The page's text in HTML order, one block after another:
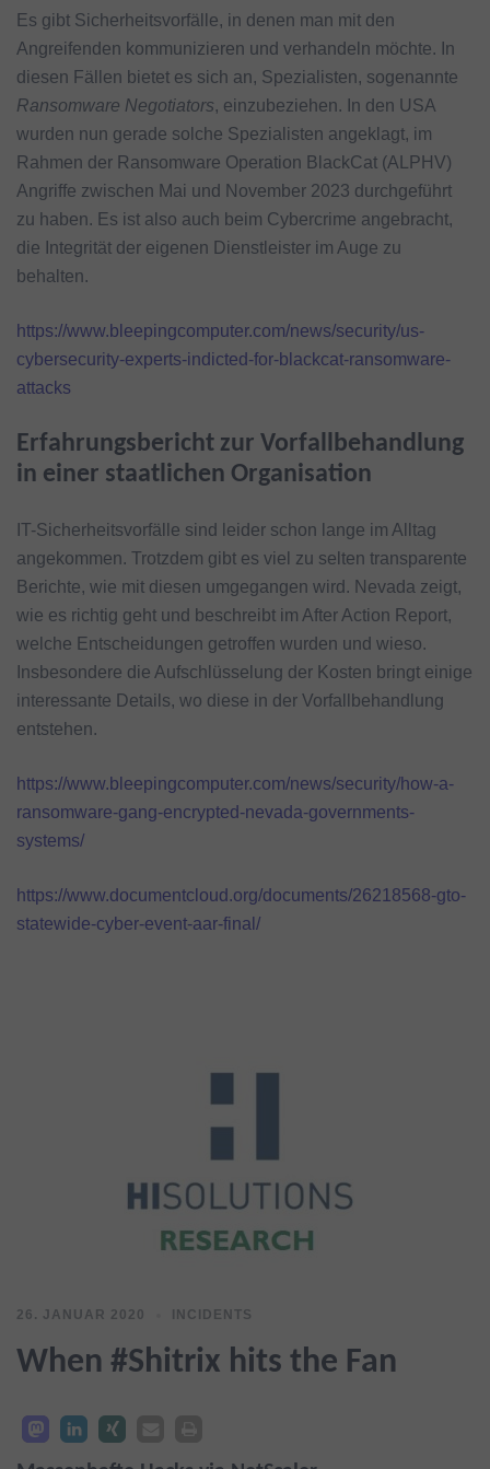
Es gibt Sicherheitsvorfälle, in denen man mit den
Angreifenden kommunizieren und verhandeln möchte. In
diesen Fällen bietet es sich an, Spezialisten, sogenannte
Ransomware Negotiators, einzubeziehen. In den USA
wurden nun gerade solche Spezialisten angeklagt, im
Rahmen der Ransomware Operation BlackCat (ALPHV)
Angriffe zwischen Mai und November 2023 durchgeführt
zu haben. Es ist also auch beim Cybercrime angebracht,
die Integrität der eigenen Dienstleister im Auge zu
behalten.
https://www.bleepingcomputer.com/news/security/us-
cybersecurity-experts-indicted-for-blackcat-ransomware-
attacks
Erfahrungsbericht zur Vorfallbehandlung
in einer staatlichen Organisation
IT-Sicherheitsvorfälle sind leider schon lange im Alltag
angekommen. Trotzdem gibt es viel zu selten transparente
Berichte, wie mit diesen umgegangen wird. Nevada zeigt,
wie es richtig geht und beschreibt im After Action Report,
welche Entscheidungen getroffen wurden und wieso.
Insbesondere die Aufschlüsselung der Kosten bringt einige
interessante Details, wo diese in der Vorfallbehandlung
entstehen.
https://www.bleepingcomputer.com/news/security/how-a-
ransomware-gang-encrypted-nevada-governments-
systems/
https://www.documentcloud.org/documents/26218568-gto-
statewide-cyber-event-aar-final/
26. JANUAR 2020 INCIDENTS
When #Shitrix hits the Fan